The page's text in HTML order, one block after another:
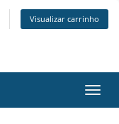
Visualizar carrinho